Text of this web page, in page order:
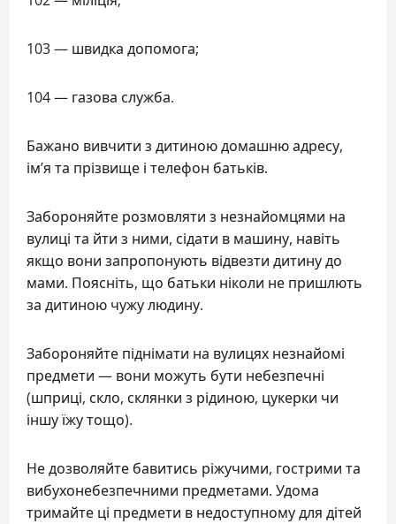
103 — швидка допомога;
104 — газова служба.
Бажано вивчити з дитиною домашню адресу,
ім’я та прізвище і телефон батьків.
Забороняйте розмовляти з незнайомцями на
вулиці та йти з ними, сідати в машину, навіть
якщо вони запропонують відвезти дитину до
мами. Поясніть, що батьки ніколи не пришлють
за дитиною чужу людину.
Забороняйте піднімати на вулицях незнайомі
предмети — вони можуть бути небезпечні
(шприці, скло, склянки з рідиною, цукерки чи
іншу їжу тощо).
Не дозволяйте бавитись ріжучими, гострими та
вибухонебезпечними предметами. Удома
тримайте ці предмети в недоступному для дітей